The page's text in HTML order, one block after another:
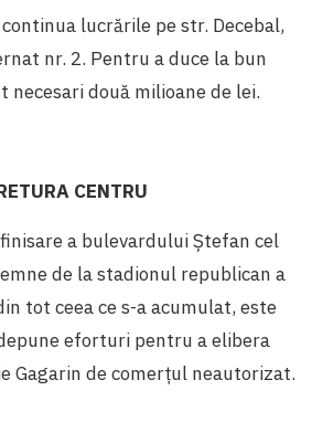
lucrările pe str. Decebal,
nr. 2. Pentru a duce la bun
două milioane de lei.
CENTRU
a bulevardului Ștefan cel
de la stadionul republican a
tot ceea ce s-a acumulat, este
eforturi pentru a elibera
Gagarin de comerțul neautorizat.